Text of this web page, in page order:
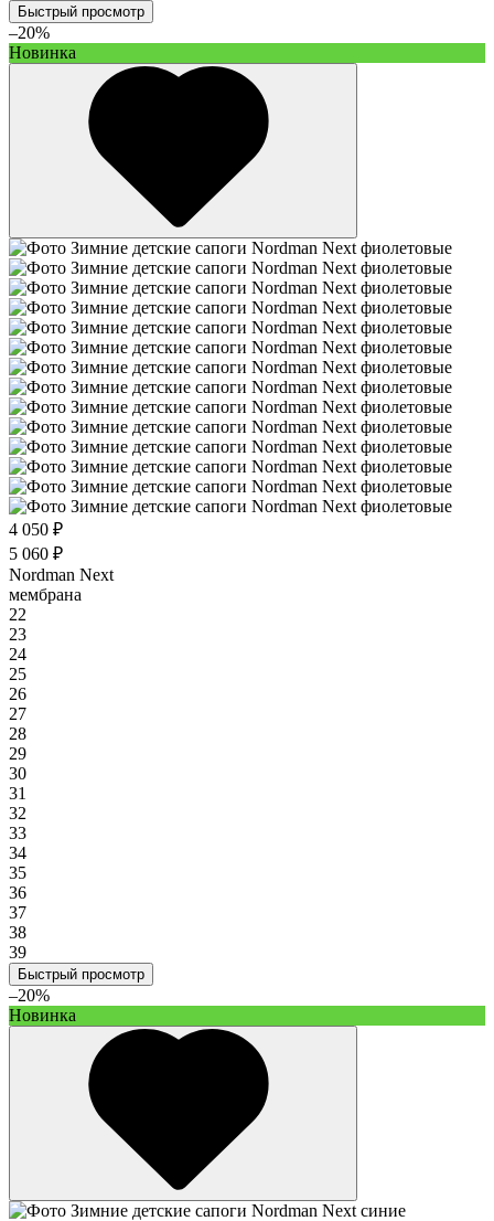
Быстрый просмотр
–20%
Новинка
4 050 ₽
5 060 ₽
Nordman Next
мембрана
22
23
24
25
26
27
28
29
30
31
32
33
34
35
36
37
38
39
Быстрый просмотр
–20%
Новинка